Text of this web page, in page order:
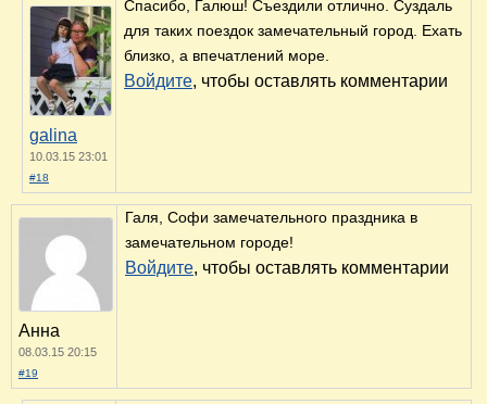
galina
10.03.15 23:01
#18
Спасибо, Галюш! Съездили отлично. Суздаль
для таких поездок замечательный город. Ехать
близко, а впечатлений море.
Войдите, чтобы оставлять комментарии
Анна
08.03.15 20:15
#19
Галя, Софи замечательного праздника в
замечательном городе!
Войдите, чтобы оставлять комментарии